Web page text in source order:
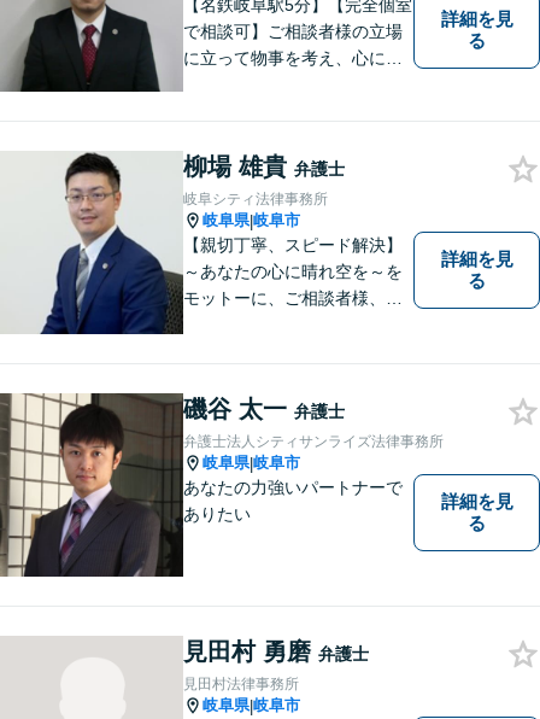
【名鉄岐阜駅5分】【完全個室
で相談可】ご相談者様の立場
に立って物事を考え、心に寄
決への第一歩です。小さな問
題から大きな問題まで、お気
軽にご相談ください。
詳細を見
る
柳場 雄貴 弁護士
岐阜シティ法律事務所
岐阜県|岐阜市
【親切丁寧、スピード解決】
～あなたの心に晴れ空を～を
モットーに、ご相談者様、依
お気軽にご相談下さい。
詳細を見
る
磯谷 太一 弁護士
弁護士法人シティサンライズ法律事務所
岐阜県|岐阜市
あなたの力強いパートナーで
ありたい
詳細を見
る
見田村 勇磨 弁護士
見田村法律事務所
岐阜県|岐阜市